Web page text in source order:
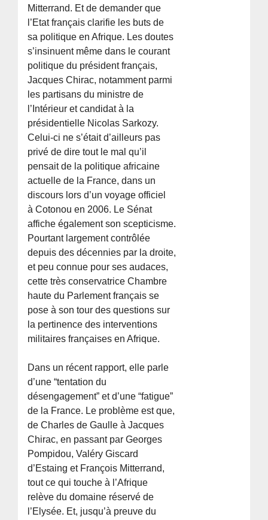
Mitterrand. Et de demander que
l’Etat français clarifie les buts de
sa politique en Afrique. Les doutes
s’insinuent même dans le courant
politique du président français,
Jacques Chirac, notamment parmi
les partisans du ministre de
l’Intérieur et candidat à la
présidentielle Nicolas Sarkozy.
Celui-ci ne s’était d’ailleurs pas
privé de dire tout le mal qu’il
pensait de la politique africaine
actuelle de la France, dans un
discours lors d’un voyage officiel
à Cotonou en 2006. Le Sénat
affiche également son scepticisme.
Pourtant largement contrôlée
depuis des décennies par la droite,
et peu connue pour ses audaces,
cette très conservatrice Chambre
haute du Parlement français se
pose à son tour des questions sur
la pertinence des interventions
militaires françaises en Afrique.
Dans un récent rapport, elle parle
d’une “tentation du
désengagement” et d’une “fatigue”
de la France. Le problème est que,
de Charles de Gaulle à Jacques
Chirac, en passant par Georges
Pompidou, Valéry Giscard
d’Estaing et François Mitterrand,
tout ce qui touche à l’Afrique
relève du domaine réservé de
l’Elysée. Et, jusqu’à preuve du